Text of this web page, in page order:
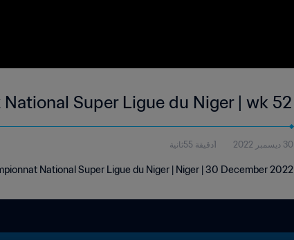
Super Ligue du Niger | wk 52
30 ديسمبر 2022 1دقيقة 55ثانية
National Super Ligue du Niger | Niger | 30 December 2022